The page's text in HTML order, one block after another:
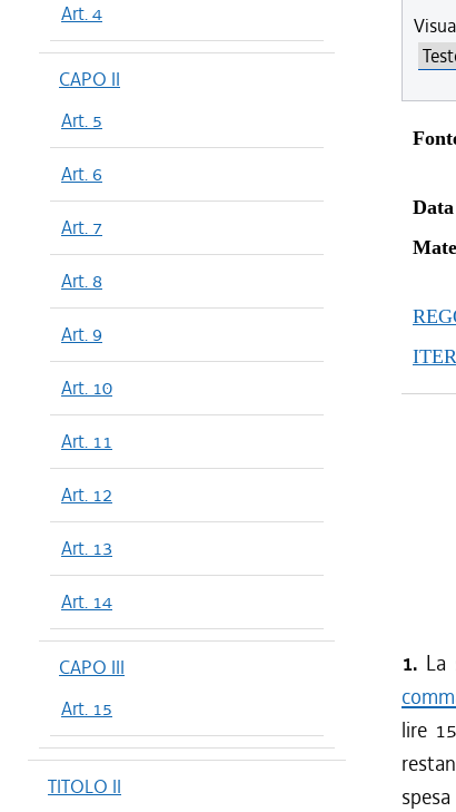
Art. 4
CAPO II
Art. 5
Art. 6
Art. 7
Art. 8
Art. 9
Art. 10
Art. 11
Art. 12
Art. 13
Art. 14
CAPO III
Art. 15
TITOLO II
1. La
lire